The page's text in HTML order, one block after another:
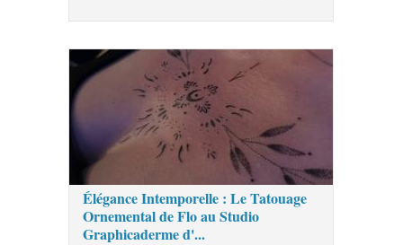
Élégance Intemporelle : Le Tatouage
Ornemental de Flo au Studio
Graphicaderme d'...